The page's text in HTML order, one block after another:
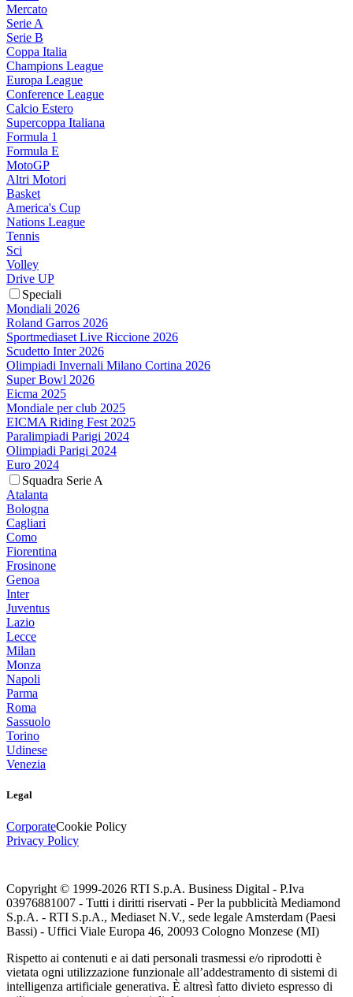
Mercato
Serie A
Serie B
Coppa Italia
Champions League
Europa League
Conference League
Calcio Estero
Supercoppa Italiana
Formula 1
Formula E
MotoGP
Altri Motori
Basket
America's Cup
Nations League
Tennis
Sci
Volley
Drive UP
Speciali
Mondiali 2026
Roland Garros 2026
Sportmediaset Live Riccione 2026
Scudetto Inter 2026
Olimpiadi Invernali Milano Cortina 2026
Super Bowl 2026
Eicma 2025
Mondiale per club 2025
EICMA Riding Fest 2025
Paralimpiadi Parigi 2024
Olimpiadi Parigi 2024
Euro 2024
Squadra Serie A
Atalanta
Bologna
Cagliari
Como
Fiorentina
Frosinone
Genoa
Inter
Juventus
Lazio
Lecce
Milan
Monza
Napoli
Parma
Roma
Sassuolo
Torino
Udinese
Venezia
Legal
CorporateCookie Policy
Privacy Policy
Copyright © 1999-2026 RTI S.p.A. Business Digital - P.Iva
03976881007 - Tutti i diritti riservati - Per la pubblicità Mediamond
S.p.A. - RTI S.p.A., Mediaset N.V., sede legale Amsterdam (Paesi
Bassi) - Uffici Viale Europa 46, 20093 Cologno Monzese (MI)
Rispetto ai contenuti e ai dati personali trasmessi e/o riprodotti è
vietata ogni utilizzazione funzionale all’addestramento di sistemi di
intelligenza artificiale generativa. È altresì fatto divieto espresso di